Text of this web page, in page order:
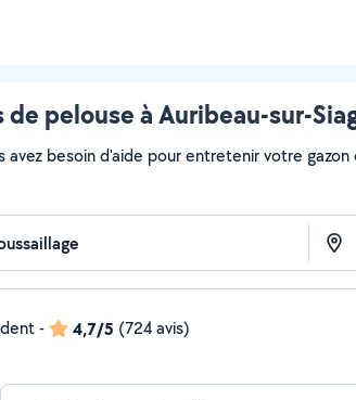
de pelouse à Auribeau-sur-
besoin d'aide pour entretenir votre
- 4,7/5 (724 avis)